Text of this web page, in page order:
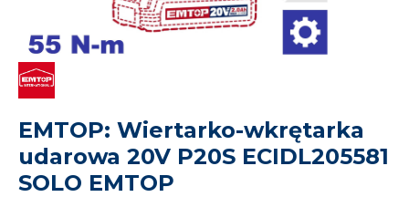
EMTOP: Wiertarko-wkrętarka
udarowa 20V P20S ECIDL205581
SOLO EMTOP